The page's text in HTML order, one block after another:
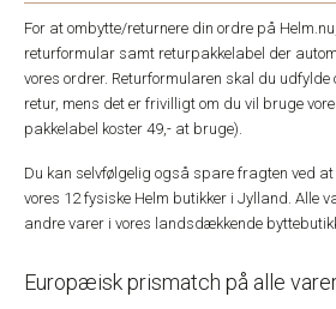
For at ombytte/returnere din ordre på
returformular samt returpakkelabel der
vores ordrer. Returformularen skal du udfylde
retur, mens det er frivilligt om du vil bruge
pakkelabel koster 49,- at bruge).
Du kan selvfølgelig også spare fragten ved
vores 12 fysiske Helm butikker i Jylland. Alle
andre varer i vores landsdækkende
Europæisk prismatch på alle